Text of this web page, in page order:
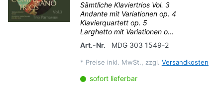
Sämtliche Klaviertrios Vol. 3
Andante mit Variationen op. 4
Klavierquartett op. 5
Larghetto mit Variationen o...
Art.-Nr.
MDG 303 1549-2
* Preise inkl. MwSt., zzgl. Versandkosten
sofort lieferbar